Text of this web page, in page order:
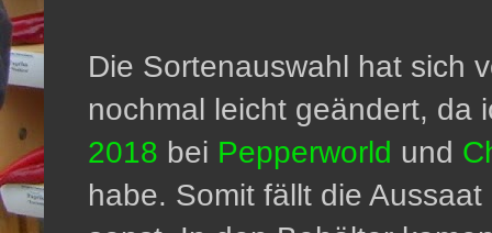
Die Sortenauswahl hat sich
nochmal leicht geändert, da
2018 bei Pepperworld und
habe. Somit fällt die